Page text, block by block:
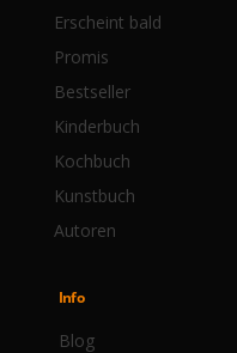
Erscheint bald
Bestseller
Promis
Kinderbuch
Kochbuch
Kunstbuch
Autoren
Info
Blog